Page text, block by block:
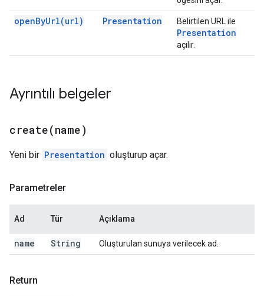
openByUrl(url) Presentation Belirtilen URL ile
Presentation
açılır.
Ayrıntılı belgeler
create(name)
Yeni bir Presentation oluşturup açar.
Parametreler
Ad Tür Açıklama
name String Oluşturulan sunuya verilecek ad.
Return